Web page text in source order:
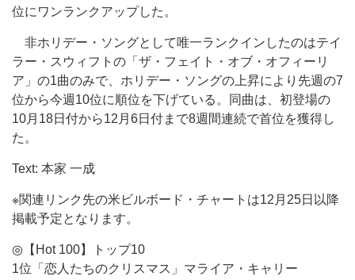
位にワンランクアップした。
非ホリデー・ソングとして唯一ランクインしたのはテイ
ラー・スウィフトの「ザ・フェイト・オブ・オフィーリ
ア」の1曲のみで、ホリデー・ソングの上昇により先週の7
位から今週10位に順位を下げている。同曲は、初登場の
10月18日付から12月6日付まで8週間連続で首位を獲得し
た。
Text: 本家 一成
※関連リンク先の米ビルボード・チャートは12月25日以降
掲載予定となります。
◎【Hot 100】トップ10
1位「恋人たちのクリスマス」マライア・キャリー